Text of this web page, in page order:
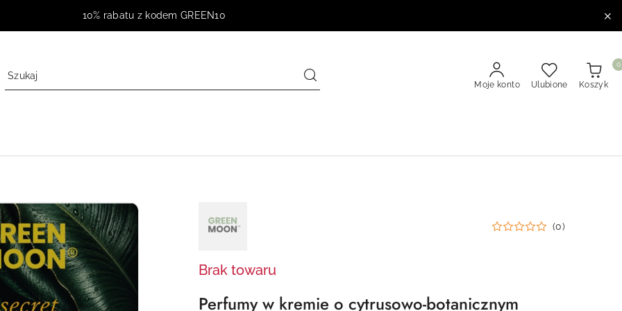
10% rabatu z kodem GREEN10
Moje konto Ulubione Koszyk
0
PRODUCENTA:
GREEN
MOON
(0)
Brak towaru
Perfumy w kremie o cytrusowo-botanicznym